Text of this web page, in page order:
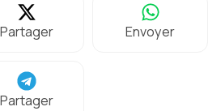
Partager Envoyer
Partager